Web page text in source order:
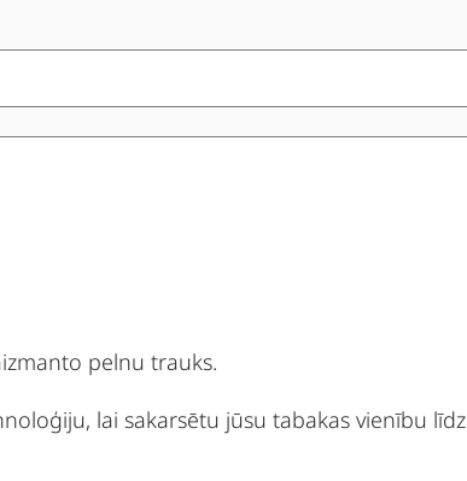
pelnu trauks.
lai sakarsētu jūsu tabakas vienību līdz